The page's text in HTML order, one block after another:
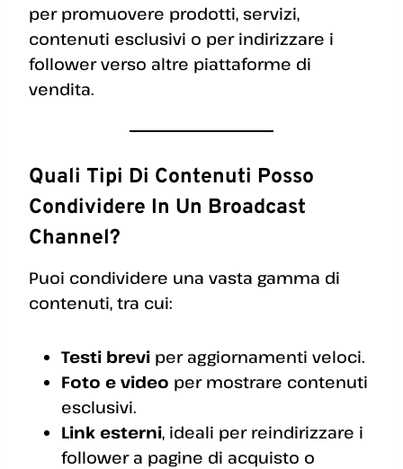
per promuovere prodotti, servizi,
contenuti esclusivi o per indirizzare i
follower verso altre piattaforme di
vendita.
Quali Tipi Di Contenuti Posso
Condividere In Un Broadcast
Channel?
Puoi condividere una vasta gamma di
contenuti, tra cui:
Testi brevi per aggiornamenti veloci.
Foto e video per mostrare contenuti
esclusivi.
Link esterni, ideali per reindirizzare i
follower a pagine di acquisto o